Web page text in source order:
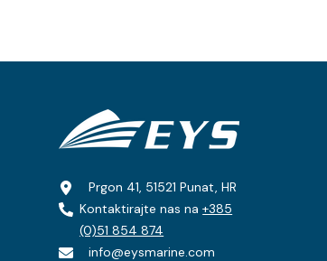
Prgon 41, 51521 Punat, HR
Kontaktirajte nas na+385
(0)51 854 874
info@eysmarine.com